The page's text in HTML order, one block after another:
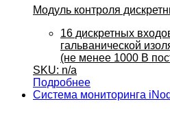
Модуль контроля
16 дискретных
гальванической
(не менее 1000 В
SKU: n/a
Подробнее
Система мониторинга